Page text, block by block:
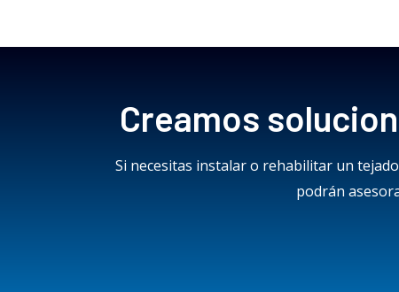
Creamos
Si necesitas instalar o rehabilitar un
podrán